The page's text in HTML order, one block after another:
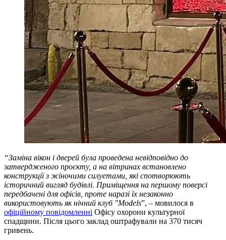
“Заміна вікон і дверей була проведена невідповідно до
затвердженого проєкту, а на вітринах встановлено
конструкції з жіночими силуетами, які спотворюють
історичний вигляд будівлі. Приміщення на першому поверсі
передбачені для офісів, проте наразі їх незаконно
використовують як нічний клуб "Models”, – мовилося в
офіційному повідомленні Офісу охорони культурної
спадщини. Після цього заклад оштрафували на 370 тисяч
гривень.